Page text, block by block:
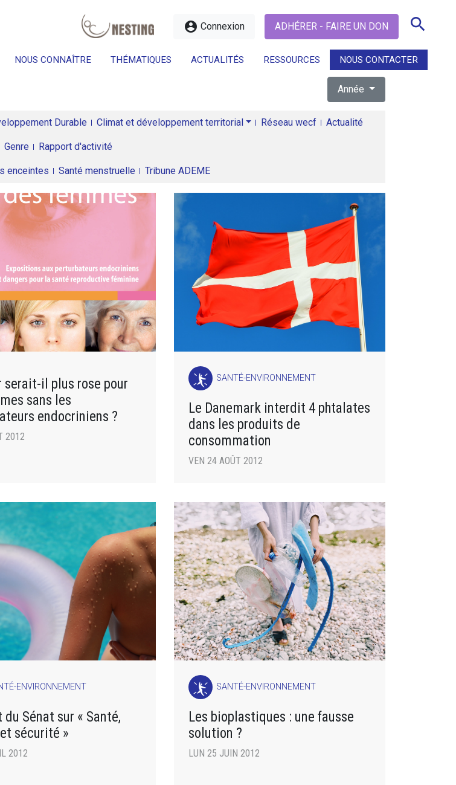
account_circle Connexion ADHÉRER - FAIRE UN DON search
NOUS CONNAÎTRE THÉMATIQUES ACTUALITÉS RESSOURCES NOUS CONTACTER
search
Année
Durable Climat et développement territorial Réseau wecf Actualité
Genre Rapport d'activité
enceintes Santé menstruelle Tribune ADEME
serait-il plus rose pour
sans les
endocriniens ?
2012
SANTÉ-ENVIRONNEMENT
Le Danemark interdit 4 phtalates
dans les produits de
consommation
VEN 24 AOÛT 2012
ENVIRONNEMENT
du Sénat sur « Santé,
sécurité »
2012
SANTÉ-ENVIRONNEMENT
Les bioplastiques : une fausse
solution ?
LUN 25 JUIN 2012